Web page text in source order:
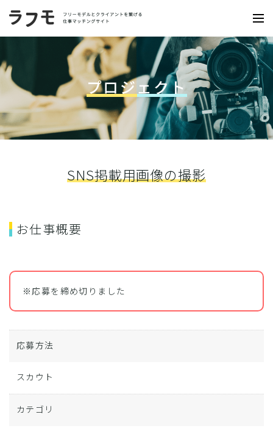
プロジェクト
SNS掲載用画像の撮影
お仕事概要
※応募を締め切りました
応募方法
スカウト
カテゴリ